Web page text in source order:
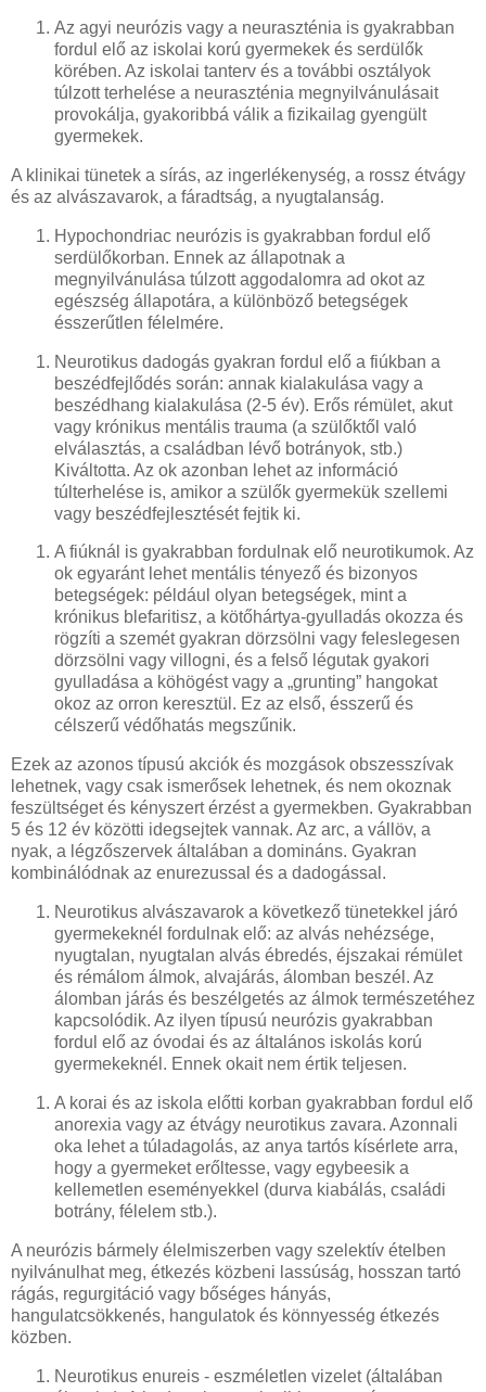
Az agyi neurózis vagy a neuraszténia is gyakrabban
fordul elő az iskolai korú gyermekek és serdülők
körében. Az iskolai tanterv és a további osztályok
túlzott terhelése a neuraszténia megnyilvánulásait
provokálja, gyakoribbá válik a fizikailag gyengült
gyermekek.
A klinikai tünetek a sírás, az ingerlékenység, a rossz étvágy
és az alvászavarok, a fáradtság, a nyugtalanság.
Hypochondriac neurózis is gyakrabban fordul elő
serdülőkorban. Ennek az állapotnak a
megnyilvánulása túlzott aggodalomra ad okot az
egészség állapotára, a különböző betegségek
ésszerűtlen félelmére.
Neurotikus dadogás gyakran fordul elő a fiúkban a
beszédfejlődés során: annak kialakulása vagy a
beszédhang kialakulása (2-5 év). Erős rémület, akut
vagy krónikus mentális trauma (a szülőktől való
elválasztás, a családban lévő botrányok, stb.)
Kiváltotta. Az ok azonban lehet az információ
túlterhelése is, amikor a szülők gyermekük szellemi
vagy beszédfejlesztését fejtik ki.
A fiúknál is gyakrabban fordulnak elő neurotikumok. Az
ok egyaránt lehet mentális tényező és bizonyos
betegségek: például olyan betegségek, mint a
krónikus blefaritisz, a kötőhártya-gyulladás okozza és
rögzíti a szemét gyakran dörzsölni vagy feleslegesen
dörzsölni vagy villogni, és a felső légutak gyakori
gyulladása a köhögést vagy a „grunting” hangokat
okoz az orron keresztül. Ez az első, ésszerű és
célszerű védőhatás megszűnik.
Ezek az azonos típusú akciók és mozgások obszesszívak
lehetnek, vagy csak ismerősek lehetnek, és nem okoznak
feszültséget és kényszert érzést a gyermekben. Gyakrabban
5 és 12 év közötti idegsejtek vannak. Az arc, a vállöv, a
nyak, a légzőszervek általában a domináns. Gyakran
kombinálódnak az enurezussal és a dadogással.
Neurotikus alvászavarok a következő tünetekkel járó
gyermekeknél fordulnak elő: az alvás nehézsége,
nyugtalan, nyugtalan alvás ébredés, éjszakai rémület
és rémálom álmok, alvajárás, álomban beszél. Az
álomban járás és beszélgetés az álmok természetéhez
kapcsolódik. Az ilyen típusú neurózis gyakrabban
fordul elő az óvodai és az általános iskolás korú
gyermekeknél. Ennek okait nem értik teljesen.
A korai és az iskola előtti korban gyakrabban fordul elő
anorexia vagy az étvágy neurotikus zavara. Azonnali
oka lehet a túladagolás, az anya tartós kísérlete arra,
hogy a gyermeket erőltesse, vagy egybeesik a
kellemetlen eseményekkel (durva kiabálás, családi
botrány, félelem stb.).
A neurózis bármely élelmiszerben vagy szelektív ételben
nyilvánulhat meg, étkezés közbeni lassúság, hosszan tartó
rágás, regurgitáció vagy bőséges hányás,
hangulatcsökkenés, hangulatok és könnyesség étkezés
közben.
Neurotikus enureis - eszméletlen vizelet (általában